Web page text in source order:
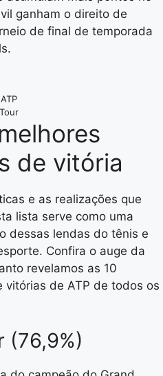
ganham o direito de
de final de temporada
ATP
Tour
de vitória
e as realizações que
lista serve como uma
dessas lendas do tênis e
Confira o auge da
revelamos as 10
vitórias de ATP de todos os
(76,9%)